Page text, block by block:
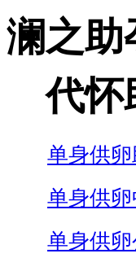
澜之助
代怀
单身供
单身供
单身供卵